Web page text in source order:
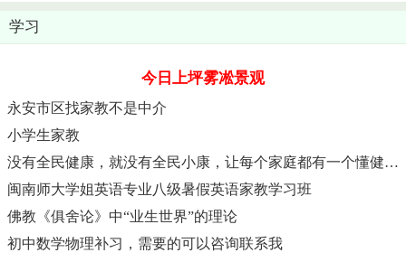
学习
今日上坪雾凇景观
永安市区找家教不是中介
小学生家教
没有全民健康，就没有全民小康，让每个家庭都有一个懂健康的人。
闽南师大学姐英语专业八级暑假英语家教学习班
佛教《俱舍论》中“业生世界”的理论
初中数学物理补习，需要的可以咨询联系我